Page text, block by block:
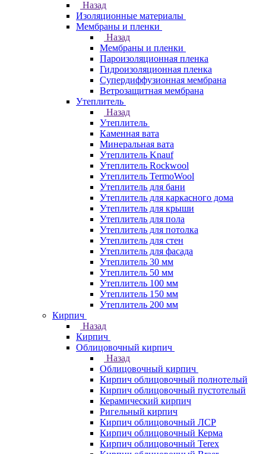
Назад
Изоляционные материалы
Мембраны и пленки
Назад
Мембраны и пленки
Пароизоляционная пленка
Гидроизоляционная пленка
Супердиффузионная мембрана
Ветрозащитная мембрана
Утеплитель
Назад
Утеплитель
Каменная вата
Минеральная вата
Утеплитель Knauf
Утеплитель Rockwool
Утеплитель TermoWool
Утеплитель для бани
Утеплитель для каркасного дома
Утеплитель для крыши
Утеплитель для пола
Утеплитель для потолка
Утеплитель для стен
Утеплитель для фасада
Утеплитель 30 мм
Утеплитель 50 мм
Утеплитель 100 мм
Утеплитель 150 мм
Утеплитель 200 мм
Кирпич
Назад
Кирпич
Облицовочный кирпич
Назад
Облицовочный кирпич
Кирпич облицовочный полнотелый
Кирпич облицовочный пустотелый
Керамический кирпич
Ригельный кирпич
Кирпич облицовочный ЛСР
Кирпич облицовочный Керма
Кирпич облицовочный Terex